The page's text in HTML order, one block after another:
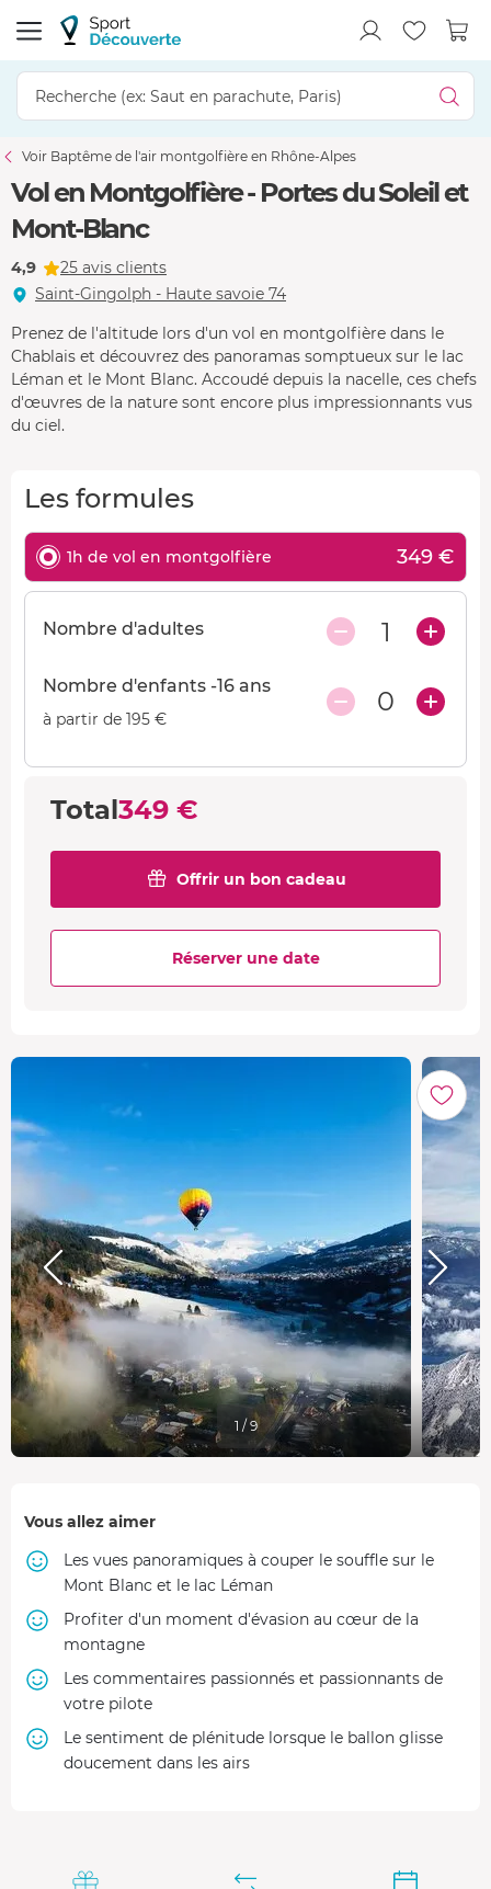
Voir Baptême de l'air montgolfière en Rhône-Alpes
Vol en Montgolfière - Portes du Soleil et
Mont-Blanc
4,9
25 avis clients
Saint-Gingolph - Haute savoie 74
Prenez de l'altitude lors d'un vol en montgolfière dans le
Chablais et découvrez des panoramas somptueux sur le lac
Léman et le Mont Blanc. Accoudé depuis la nacelle, ces chefs
d'œuvres de la nature sont encore plus impressionnants vus
du ciel.
Les formules
1h de vol en montgolfière 349 €
Nombre d'adultes 1
Nombre d'enfants -16 ans
à partir de 195 €
0
Total349 €
Offrir un bon cadeau
Réserver une date
1 / 9
Vous allez aimer
Les vues panoramiques à couper le souffle sur le
Mont Blanc et le lac Léman
Profiter d'un moment d'évasion au cœur de la
montagne
Les commentaires passionnés et passionnants de
votre pilote
Le sentiment de plénitude lorsque le ballon glisse
doucement dans les airs